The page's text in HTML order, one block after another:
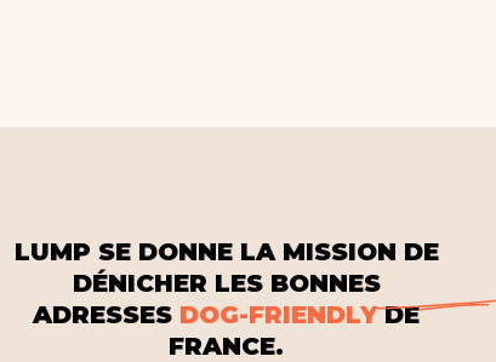
LUMP SE DONNE LA MISSION DE
DÉNICHER LES BONNES
ADRESSES DOG-FRIENDLYDE
FRANCE.